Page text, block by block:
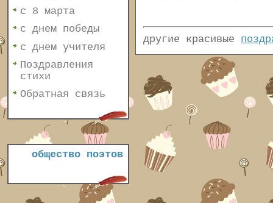
с 8 марта
с днем победы
с днем учителя
Поздравления
стихи
Обратная связь
общество поэтов
другие красивые